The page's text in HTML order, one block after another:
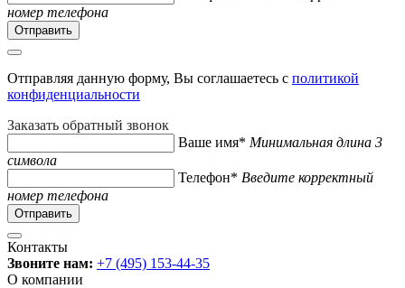
номер телефона
Отправляя данную форму, Вы соглашаетесь с политикой
конфиденциальности
Заказать обратный звонок
Ваше имя* Минимальная длина 3
символа
Телефон* Введите корректный
номер телефона
Контакты
Звоните нам: +7 (495) 153-44-35
О компании